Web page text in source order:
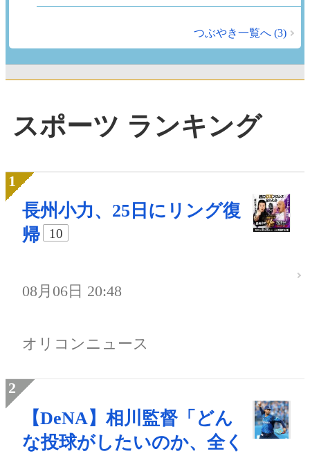
つぶやき一覧へ (3)
スポーツ ランキング
長州小力、25日にリング復
帰
10
08月06日 20:48
オリコンニュース
【DeNA】相川監督「どん
な投球がしたいのか、全く